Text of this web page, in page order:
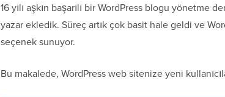
16 yılı aşkın başarılı bir WordPress blogu yönetme
yazar ekledik. Süreç artık çok basit hale geldi ve
seçenek sunuyor.
Bu makalede, WordPress web sitenize yeni